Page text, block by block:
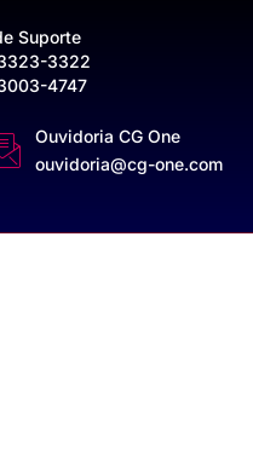
Suporte
3322
4747
Ouvidoria CG One
ouvidoria@cg-one.com